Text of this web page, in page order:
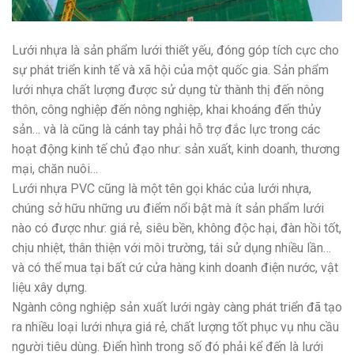
Lưới nhựa là sản phẩm lưới thiết yếu, đóng góp tích cực cho
sự phát triển kinh tế và xã hội của một quốc gia. Sản phẩm
lưới nhựa chất lượng được sử dụng từ thành thị đến nông
thôn, công nghiệp đến nông nghiệp, khai khoáng đến thủy
sản… và là cũng là cánh tay phải hỗ trợ đắc lực trong các
hoạt động kinh tế chủ đạo như: sản xuất, kinh doanh, thương
mại, chăn nuôi…
Lưới nhựa PVC cũng là một tên gọi khác của lưới nhựa,
chúng sở hữu những ưu điểm nổi bật mà ít sản phẩm lưới
nào có được như: giá rẻ, siêu bền, không độc hại, đàn hồi tốt,
chịu nhiệt, thân thiện với môi trường, tái sử dụng nhiều lần…
và có thể mua tại bất cứ cửa hàng kinh doanh điện nước, vật
liệu xây dựng.
Ngành công nghiệp sản xuất lưới ngày càng phát triển đã tạo
ra nhiều loại lưới nhựa giá rẻ, chất lượng tốt phục vụ nhu cầu
người tiêu dùng. Điển hình trong số đó phải kể đến là lưới